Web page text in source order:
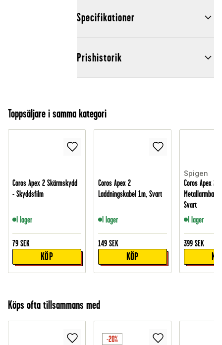
Specifikationer
Prishistorik
Toppsäljare i samma kategori
Coros Apex 2 Skärmskydd
- Skyddsfilm
I lager
79 SEK
KÖP
Coros Apex 2
Laddningskabel 1m, Svart
I lager
149 SEK
KÖP
Spigen
Coros Apex 2
Svart
I lager
399 SEK
Köps ofta tillsammans med
-20%